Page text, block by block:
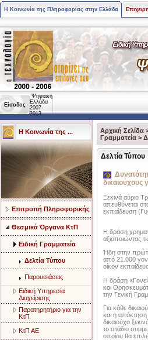
Η Κοινωνία της Πληροφορίας στην Ελλάδα
Είσοδος
Ψηφιακή
Ελλάδα
2007-
2013
Η Κοινωνία της ...
Επιτροπή Πληροφορικής
Θεσμικά Όργανα ΚτΠ
Ειδική Γραμματεία
Δελτία Τύπου
Παρουσιάσεις
Ειδική Υπηρεσία
Διαχείρισης
Παρατηρητήριο για την
ΚτΠ
ΚτΠ ΑΕ
Αρχική Σελίδα
Γραμματεία >
Δελτία Τύπου
δικαιούχους
Ξεκινά αύριο
απευθύνεται
εκπαίδευση
Η δράση
αξιοποιώντας
Ήδη στην
από 21.000
οίκον
H δράση
και
την Γενική
Για κάθε
και η
δικαιούχο
το στάδιο
οποίου θα